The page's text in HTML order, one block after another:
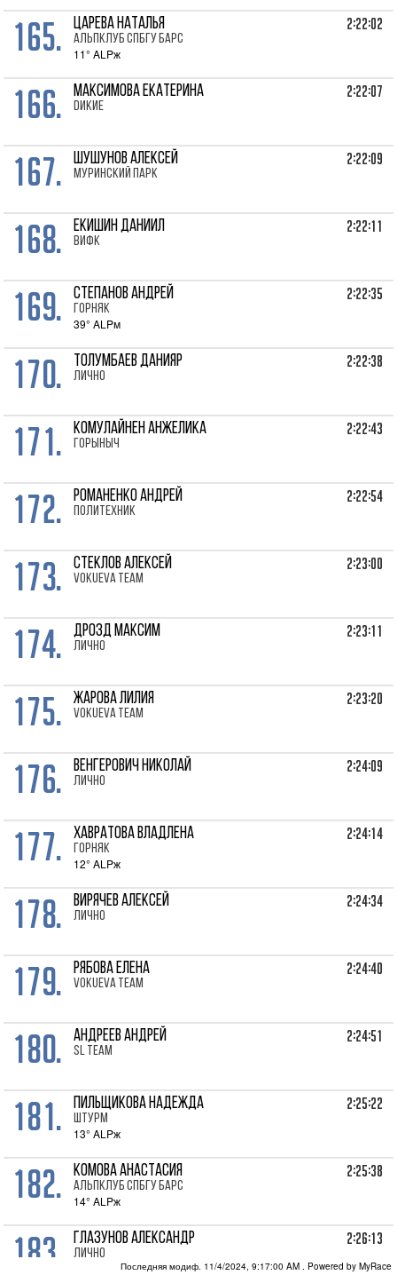
165. ЦАРЕВА Наталья
Альпклуб СПбГУ Барс
11° ALPж
2:22:02
166. МАКСИМОВА Екатерина
Dикие
2:22:07
167. ШУШУНОВ Алексей
Муринский парк
2:22:09
168. ЕКИШИН Даниил
ВИФК
2:22:11
169. СТЕПАНОВ Андрей
Горняк
39° ALPм
2:22:35
170. ТОЛУМБАЕВ Данияр
лично
2:22:38
171. КОМУЛАЙНЕН Анжелика
Горыныч
2:22:43
172. РОМАНЕНКО Андрей
Политехник
2:22:54
173. СТЕКЛОВ Алексей
VOKUEVA TEAM
2:23:00
174. ДРОЗД Максим
лично
2:23:11
175. ЖАРОВА Лилия
VOKUEVA TEAM
2:23:20
176. ВЕНГЕРОВИЧ Николай
лично
2:24:09
177. ХАВРАТОВА Владлена
Горняк
12° ALPж
2:24:14
178. ВИРЯЧЕВ Алексей
лично
2:24:34
179. РЯБОВА Елена
VOKUEVA TEAM
2:24:40
180. АНДРЕЕВ Андрей
SL Team
2:24:51
181. ПИЛЬЩИКОВА Надежда
Штурм
13° ALPж
2:25:22
182. КОМОВА Анастасия
Альпклуб СПбГУ Барс
14° ALPж
2:25:38
183. ГЛАЗУНОВ Александр
лично
2:26:13
Последняя модиф. 11/4/2024, 9:17:00 AM . Powered by MyRace